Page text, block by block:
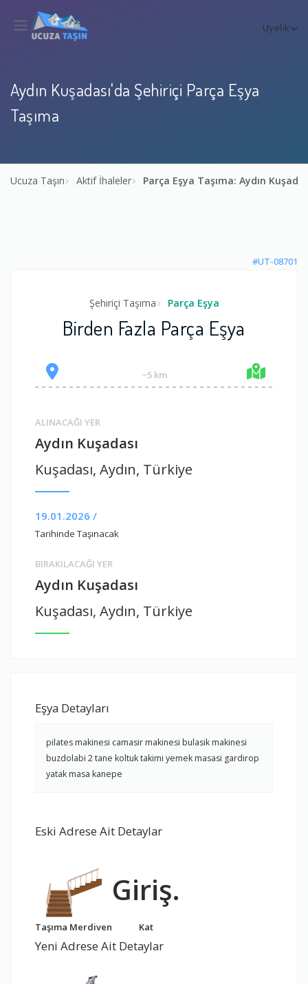
Üyelik
Aydın Kuşadası'da Şehiriçi Parça Eşya
Taşıma
Ucuza Taşın Aktif İhaleler Parça Eşya Taşıma: Aydın
#UT-08701
Şehiriçi Taşıma Parça Eşya
Birden Fazla Parça Eşya
~5 km
ALINACAĞI YER
Aydın Kuşadası
Kuşadası, Aydın, Türkiye
19.01.2026 /
Tarihinde Taşınacak
BIRAKILACAĞI YER
Aydın Kuşadası
Kuşadası, Aydın, Türkiye
Eşya Detayları
pilates makinesi camasir makinesi bulasik makinesi
buzdolabi 2 tane koltuk takimi yemek masasi gardirop
yatak masa kanepe
Eski Adrese Ait Detaylar
Taşıma Merdiven
Giriş.
Kat
Yeni Adrese Ait Detaylar